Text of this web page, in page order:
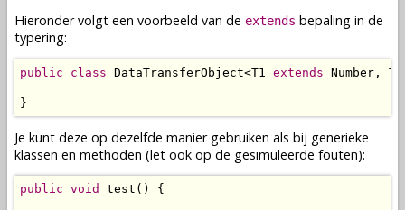
Hieronder volgt een voorbeeld van de extends bepaling in de
typering:
public class DataTransferObject<T1 extends Number,
}
Je kunt deze op dezelfde manier gebruiken als bij generieke
klassen en methoden (let ook op de gesimuleerde fouten):
public void test() {